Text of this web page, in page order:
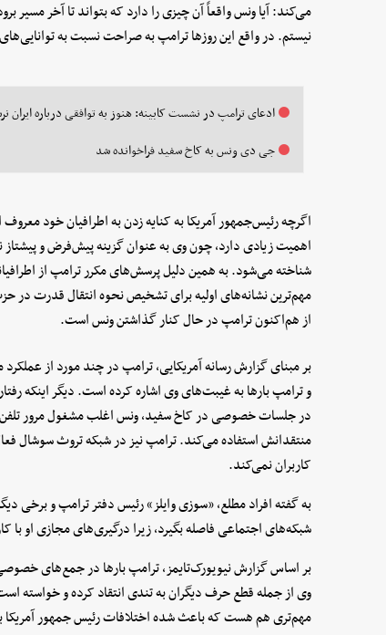
می‌کند: آیا ونس واقعاً آن چیزی را دارد که بتواند تا آخر
نیستم. در واقع این روزها ترامپ به صراحت نسبت به
ادعای ترامپ در نشست کابینه: هنوز به توافقی درباره ایران
جی دی ونس به کاخ سفید فراخوانده شد
اگرچه رئیس‌جمهور آمریکا به کنایه زدن به اطرافیان خود
اهمیت زیادی دارد، چون وی به‌ عنوان گزینه پیش‌فرض و
شناخته می‌شود. به همین دلیل پرسش‌های مکرر ترامپ از
مهم‌ترین نشانه‌های اولیه برای تشخیص نحوه انتقال قدرت
از هم‌اکنون ترامپ در حال کنار گذاشتن ونس است.
بر مبنای گزارش رسانه آمریکایی، ترامپ در چند مورد از
و ترامپ بارها به غیبت‌های وی اشاره کرده است. دیگر اینکه
در جلسات خصوصی در کاخ سفید، ونس اغلب مشغول مرور
منتقدانش استفاده می‌کند. ترامپ نیز در شبکه تروث سوشال
کاربران نمی‌کند.
به گفته افراد مطلع، «سوزی وایلز» رئیس دفتر ترامپ و برخی
شبکه‌های اجتماعی فاصله بگیرد، زیرا درگیری‌های مجازی او
بر اساس گزارش نیویورک‌تایمز، ترامپ بارها در جمع‌های
وی از جمله قطع حرف دیگران به تندی انتقاد کرده و خواسته
مهم‌تری هم هست که باعث شده اختلافات رئیس جمهور آمریکا